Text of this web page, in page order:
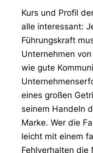
Kurs und Profil
alle interessant:
Führungskraft
Unternehmen
wie gute
eines großen
seinem Handeln
Marke. Wer die
leicht mit einem
Fehlverhalten die